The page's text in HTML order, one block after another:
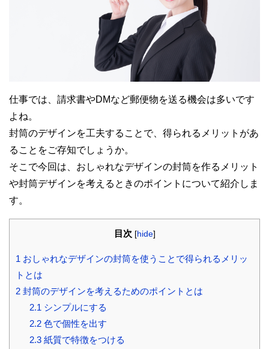
仕事では、請求書やDMなど郵便物を送る機会は多いです
よね。
封筒のデザインを工夫することで、得られるメリットがあ
ることをご存知でしょうか。
そこで今回は、おしゃれなデザインの封筒を作るメリット
や封筒デザインを考えるときのポイントについて紹介しま
す。
目次 [hide]
1 おしゃれなデザインの封筒を使うことで得られるメリッ
トとは
2 封筒のデザインを考えるためのポイントとは
2.1 シンプルにする
2.2 色で個性を出す
2.3 紙質で特徴をつける